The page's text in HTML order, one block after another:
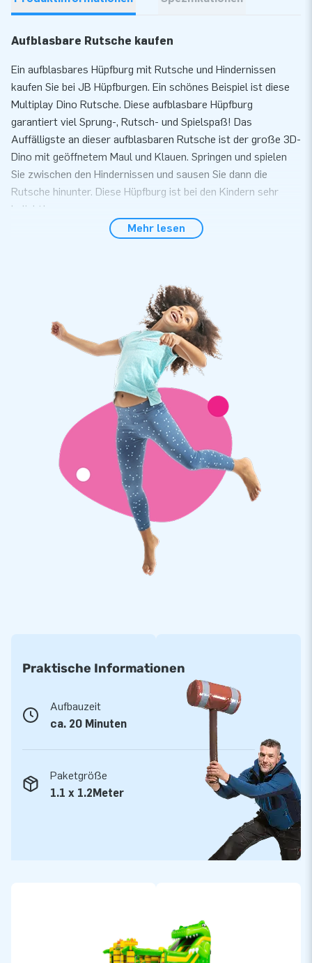
Aufblasbare Rutsche kaufen
Ein aufblasbares Hüpfburg mit Rutsche und Hindernissen
kaufen Sie bei JB Hüpfburgen. Ein schönes Beispiel ist diese
Multiplay Dino Rutsche. Diese aufblasbare Hüpfburg
garantiert viel Sprung-, Rutsch- und Spielspaß! Das
Auffälligste an dieser aufblasbaren Rutsche ist der große 3D-
Dino mit geöffnetem Maul und Klauen. Springen und spielen
Sie zwischen den Hindernissen und sausen Sie dann die
Rutsche hinunter. Diese Hüpfburg ist bei den Kindern sehr
beliebt!
Die Multiplay Super Badeenten Hüpfburg verfügt über einen
Das Planschbecken (Artikelnummer 02.999.050.022) kann für
699 € zusätzlich erworben werden.
Aufblasbare Hüpfburgen mit Rutsche und
Hindernissen sind sehr beliebt
Aufblasbare Hüpfburg mit Rutsche und Hindernissen bieten
alles, was Kinder lieben: von einer aufblasbaren Rutsche bis
zu Hindernissen und viel Platz zum Springen und Spielen. Und
sie sind in vielen fröhlichen Themen erhältlich, wie diese Dino-
Hüpfburg. Entdecken Sie alle aufblasbaren Rutschen auf der
Website von JB Hüpfburgen und holen Sie sich einen solchen
coolen Publikumsmagneten nach Hause!
JB Hüpfburgen hat 3000 Hüpfburgen auf Lager
JB Hüpfburgen hat eine enorme Auswahl und führt mehr als
3000 aufblasbare Produkte auf Lager. Damit ist JB
Hüpfburgen ein führender Lieferant von Hüpfburgen. Suchen
fündig!
Mehr lesen
Praktische Informationen
Aufbauzeit
ca. 20 Minuten
Paketgröße
1.1 x 1.2Meter